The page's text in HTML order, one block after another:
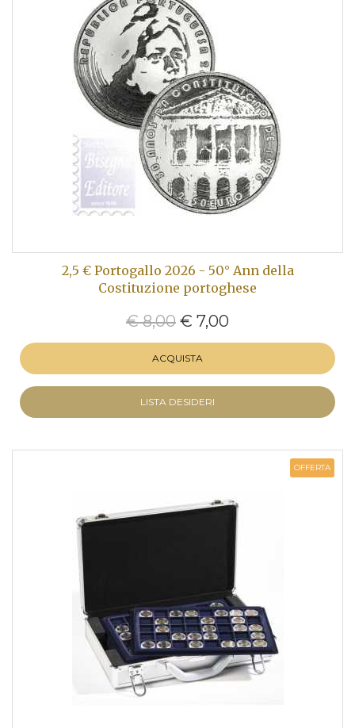
2,5 € Portogallo 2026 - 50° Ann della
Costituzione portoghese
€ 8,00 € 7,00
ACQUISTA
LISTA DESIDERI
OFFERTA